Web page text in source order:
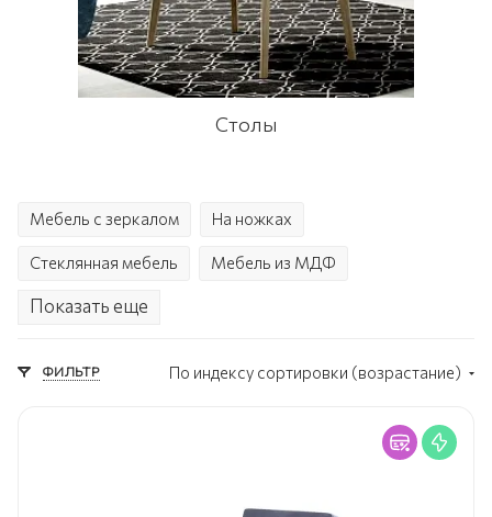
Столы
Мебель с зеркалом На ножках
Стеклянная мебель Мебель из МДФ
Угловая мебель
Показать еще
ФИЛЬТР По индексу сортировки (возрастание)